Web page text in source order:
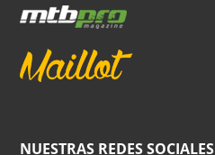
NUESTRAS REDES SOCIALES